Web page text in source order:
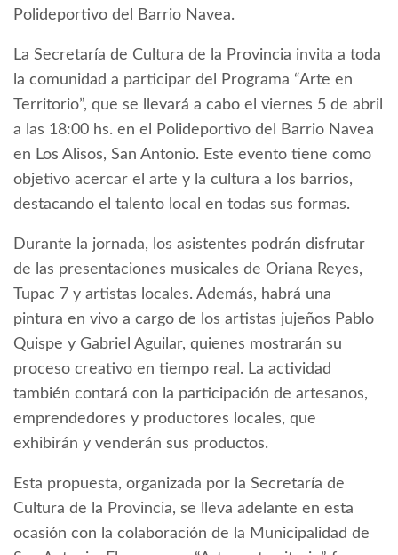
Polideportivo del Barrio Navea.
La Secretaría de Cultura de la Provincia invita a toda
la comunidad a participar del Programa “Arte en
Territorio”, que se llevará a cabo el viernes 5 de abril
a las 18:00 hs. en el Polideportivo del Barrio Navea
en Los Alisos, San Antonio. Este evento tiene como
objetivo acercar el arte y la cultura a los barrios,
destacando el talento local en todas sus formas.
Durante la jornada, los asistentes podrán disfrutar
de las presentaciones musicales de Oriana Reyes,
Tupac 7 y artistas locales. Además, habrá una
pintura en vivo a cargo de los artistas jujeños Pablo
Quispe y Gabriel Aguilar, quienes mostrarán su
proceso creativo en tiempo real. La actividad
también contará con la participación de artesanos,
emprendedores y productores locales, que
exhibirán y venderán sus productos.
Esta propuesta, organizada por la Secretaría de
Cultura de la Provincia, se lleva adelante en esta
ocasión con la colaboración de la Municipalidad de